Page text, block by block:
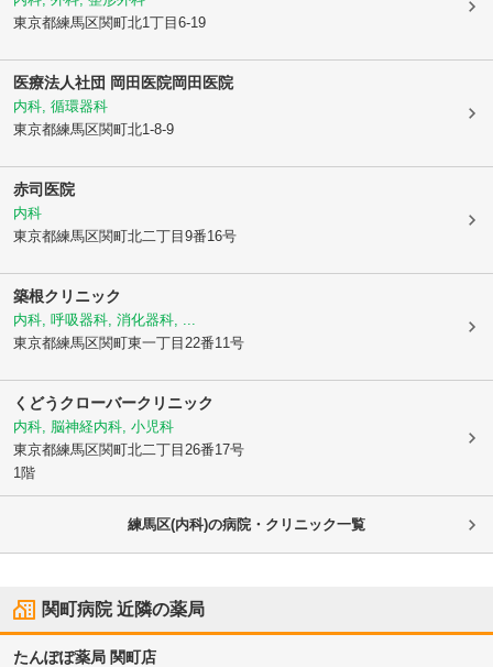
東京都練馬区関町北1丁目6-19
医療法人社団 岡田医院岡田医院
内科, 循環器科
東京都練馬区関町北1-8-9
赤司医院
内科
東京都練馬区関町北二丁目9番16号
築根クリニック
内科, 呼吸器科, 消化器科, ...
東京都練馬区関町東一丁目22番11号
くどうクローバークリニック
内科, 脳神経内科, 小児科
東京都練馬区関町北二丁目26番17号
1階
練馬区(内科)の病院・クリニック一覧
関町病院近隣の薬局
たんぽぽ薬局 関町店